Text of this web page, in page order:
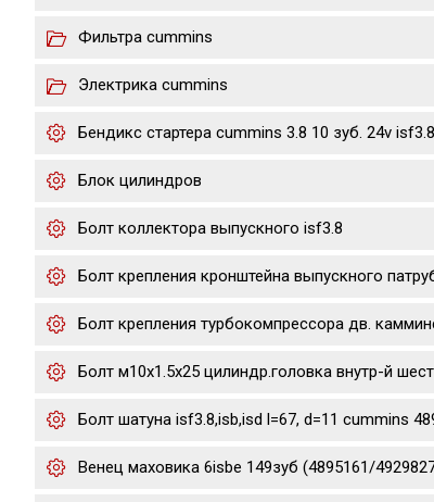
Фильтра cummins
Электрика cummins
Бендикс стартера cummins 3.8 10 зуб. 24v isf3.8
Блок цилиндров
Болт коллектора выпускного isf3.8
Болт крепления кронштейна выпускного
Болт крепления турбокомпрессора дв.
Болт м10х1.5х25 цилиндр.головка внутр-й
Болт шатуна isf3.8,isb,isd l=67, d=11 cummins
Венец маховика 6isbe 149зуб (4895161/